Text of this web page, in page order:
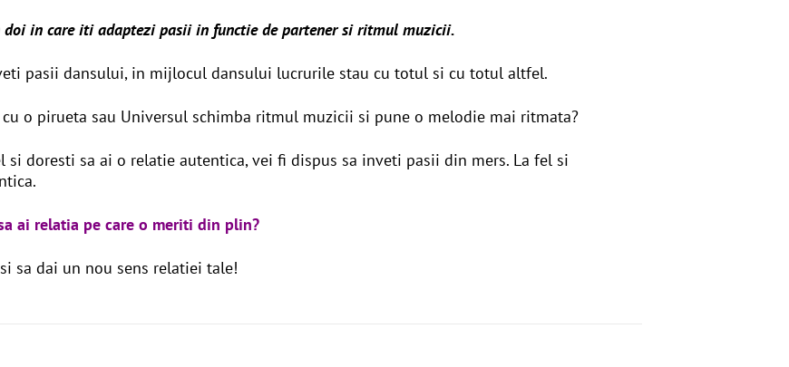
in care iti adaptezi pasii in functie de partener si ritmul muzicii.
pasii dansului, in mijlocul dansului lucrurile stau cu totul si cu totul altfel.
o pirueta sau Universul schimba ritmul muzicii si pune o melodie mai ritmata?
doresti sa ai o relatie autentica, vei fi dispus sa inveti pasii din mers. La fel si
ai relatia pe care o meriti din plin?
sa dai un nou sens relatiei tale!